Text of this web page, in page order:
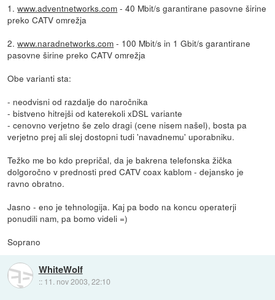
1.www.adventnetworks.com - 40 Mbit/s garantirane pasovne širine
preko CATV omrežja
2.www.naradnetworks.com - 100 Mbit/s in 1 Gbit/s garantirane
pasovne širine preko CATV omrežja
Obe varianti sta:
- neodvisni od razdalje do naročnika
- bistveno hitrejši od katerekoli xDSL variante
- cenovno verjetno še zelo dragi (cene nisem našel), bosta pa
verjetno prej ali slej dostopni tudi 'navadnemu' uporabniku.
Težko me bo kdo prepričal, da je bakrena telefonska žička
dolgoročno v prednosti pred CATV coax kablom - dejansko je
ravno obratno.
Jasno - eno je tehnologija. Kaj pa bodo na koncu operaterji
ponudili nam, pa bomo videli =)
Soprano
WhiteWolf
:: 11. nov 2003, 22:10